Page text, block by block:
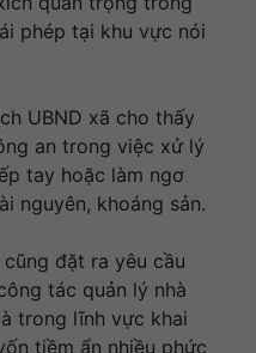
phép tại khu vực nói
UBND xã cho thấy
an trong việc xử lý
tay hoặc làm ngơ
nguyên, khoáng sản.
đặt ra yêu cầu
tác quản lý nhà
trong lĩnh vực khai
tiềm ẩn nhiều phức